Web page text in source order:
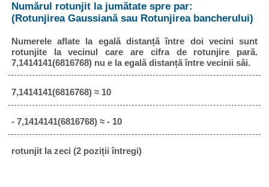
Numărul rotunjit la jumătate spre par:
(Rotunjirea Gaussiană sau Rotunjirea bancherului)
Numerele aflate la egală distanță între doi vecini sunt
rotunjite la vecinul care are cifra de rotunjire pară.
7,1414141(6816768) nu e la egală distanță între vecinii săi.
7,1414141(6816768) ≈ 10
- 7,1414141(6816768) ≈ - 10
rotunjit la zeci (2 poziții întregi)